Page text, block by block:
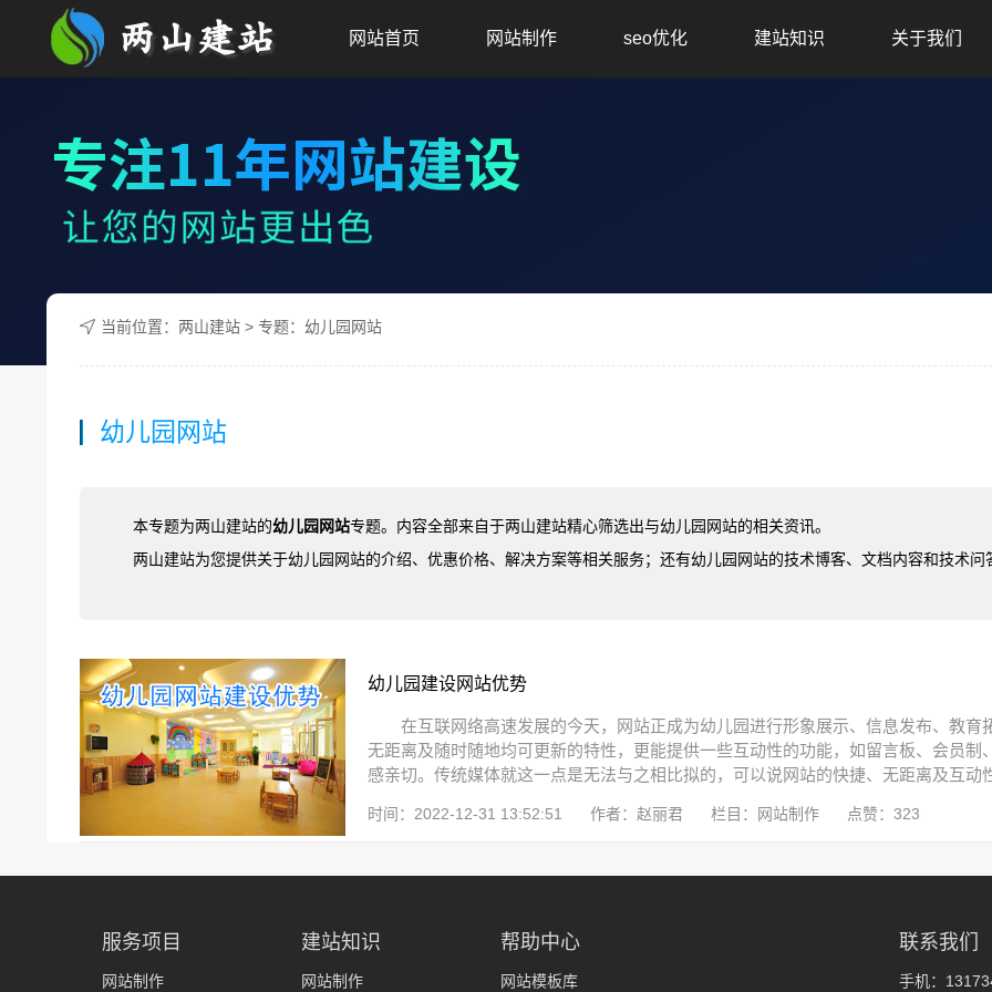
网站首页 网站制作 seo优化 建站知识 关于我们
当前位置： 两山建站 > 专题：幼儿园网站
幼儿园网站
本专题为两山建站的幼儿园网站专题。内容全部来自于两山建站精心筛选出与幼儿园网站的相关资讯。
两山建站为您提供关于幼儿园网站的介绍、优惠价格、解决方案等相关服务；还有幼儿园网站的技术博客、文档内容和技术
幼儿园建设网站优势
在互联网络高速发展的今天，网站正成为幼儿园进行形象展示、信息发布、教
无距离及随时随地均可更新的特性，更能提供一些互动性的功能，如留言板、会员
感亲切。传统媒体就这一点是无法与之相比拟的，可以说网站的快捷、无距离及互动
时间：2022-12-31 13:52:51 作者：赵丽君 栏目：网站制作 点赞：323
服务项目
网站制作
建站知识
网站制作
帮助中心
网站模板库
联系我们
手机：